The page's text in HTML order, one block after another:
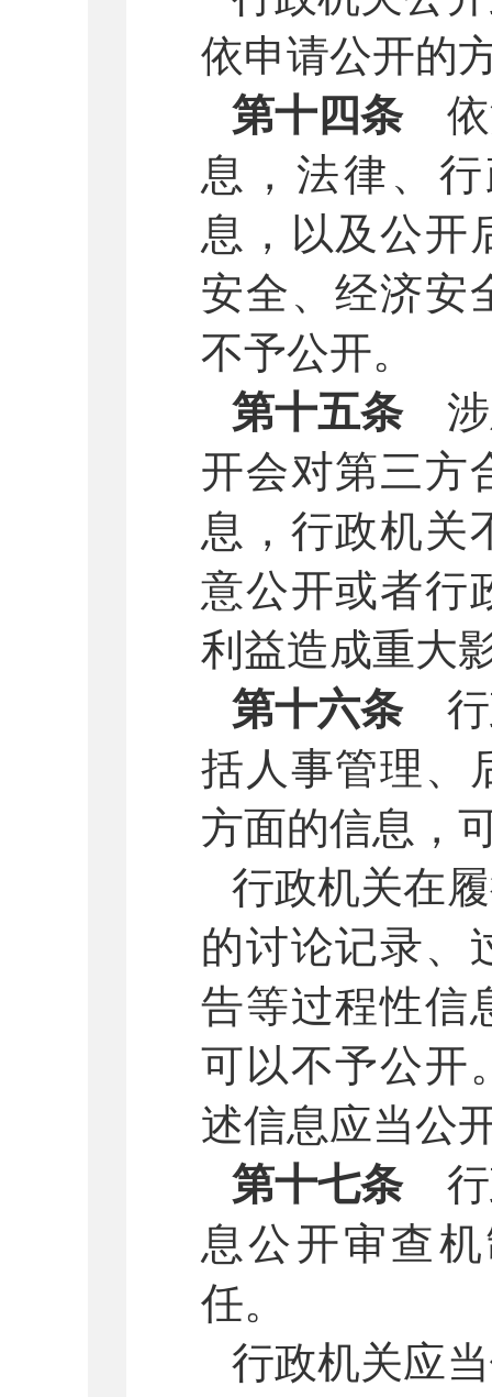
依申请公开的
第十四条依
息，法律、
息，以及公开
安全、经济安
不予公开。
第十五条涉
开会对第三方
息，行政机关
意公开或者行
利益造成重大
第十六条行
括人事管理、
方面的信息，
行政机关在
的讨论记录、
告等过程性信
可以不予公开
述信息应当公
第十七条行
息公开审查
任。
行政机关应